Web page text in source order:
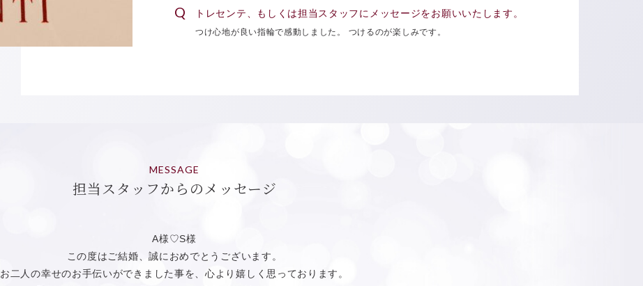
トレセンテ、もしくは担当スタッフにメッセージをお願いいたします。
つけ心地が良い指輪で感動しました。 つけるのが楽しみです。
MESSAGE
担当スタッフからのメッセージ
A様♡S様
この度はご結婚、誠におめでとうございます。
お二人の幸せのお手伝いができました事を、心より嬉しく思っております。